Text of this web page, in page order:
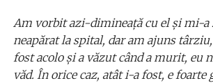
Am vorbit azi-dimineață cu el și mi-a
neapărat la spital, dar am ajuns
fost acolo și a văzut când a murit, eu
văd. În orice caz, atât i-a fost, e foarte